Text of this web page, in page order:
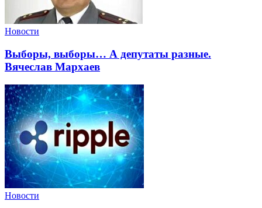
Новости
Выборы, выборы… А депутаты разные.
Вячеслав Мархаев
Новости